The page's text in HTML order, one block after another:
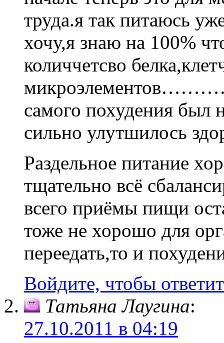
труда.я так питаюсь
хочу,я знаю на 100%
количчетсво
самого похудения был
сильно улутшилось
Раздельное питание
тщательно всё
всего приёмы пищи
тоже не хорошо для
переедать,то и
Войдите, чтобы
Татьяна Лаугина:
27.10.2011 в 04:19